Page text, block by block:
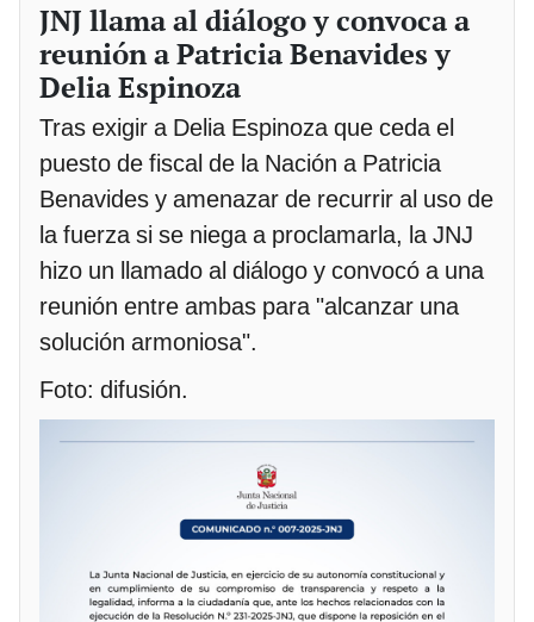
JNJ llama al diálogo y convoca a
reunión a Patricia Benavides y
Delia Espinoza
Tras exigir a Delia Espinoza que ceda el
puesto de fiscal de la Nación a Patricia
Benavides y amenazar de recurrir al uso de
la fuerza si se niega a proclamarla, la JNJ
hizo un llamado al diálogo y convocó a una
reunión entre ambas para "alcanzar una
solución armoniosa".
Foto: difusión.